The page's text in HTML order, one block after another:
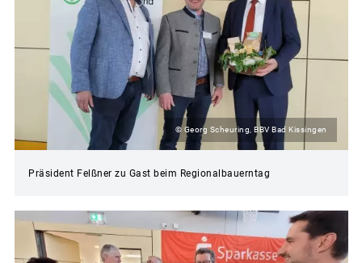
© Georg Scheuring, BBV Bad Kissingen
Präsident Felßner zu Gast beim Regionalbauerntag